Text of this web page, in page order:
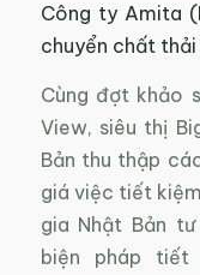
Công ty Amita
chuyển chất thải
Cùng đợt khảo
View, siêu thị
Bản thu thập
giá việc tiết
gia Nhật Bản
biện pháp tiết